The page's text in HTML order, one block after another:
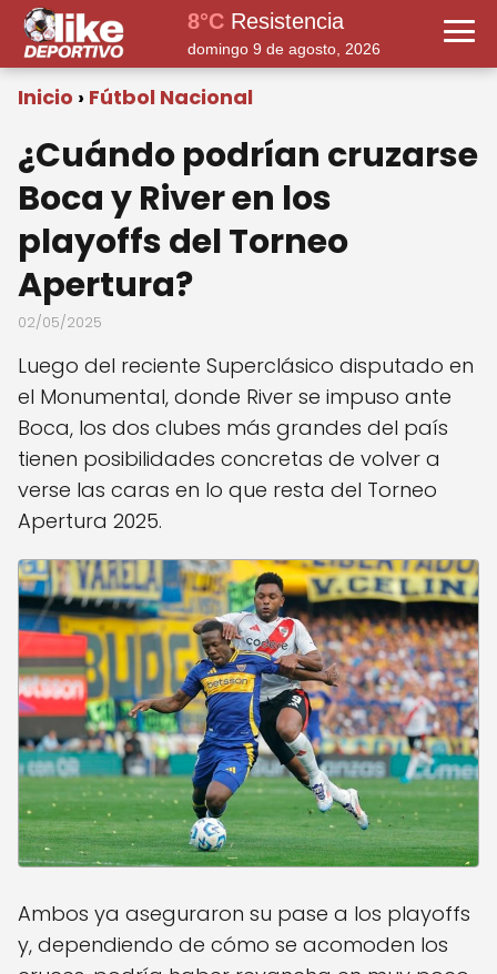
8°C Resistencia
domingo 9 de agosto, 2026
Inicio Fútbol Nacional
¿Cuándo podrían cruzarse
Boca y River en los
playoffs del Torneo
Apertura?
02/05/2025
Luego del reciente Superclásico disputado en
el Monumental, donde River se impuso ante
Boca, los dos clubes más grandes del país
tienen posibilidades concretas de volver a
verse las caras en lo que resta del Torneo
Apertura 2025.
Ambos ya aseguraron su pase a los playoffs
y, dependiendo de cómo se acomoden los